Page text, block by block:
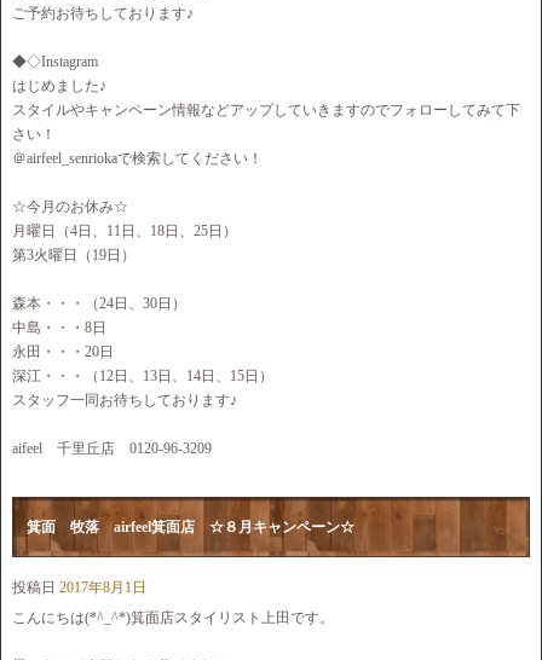
ご予約お待ちしております♪
◆◇Instagram
はじめました♪
スタイルやキャンペーン情報などアップしていきますのでフォローしてみて下
さい！
＠airfeel_senriokaで検索してください！
☆今月のお休み☆
月曜日（4日、11日、18日、25日）
第3火曜日（19日）
森本・・・（24日、30日）
中島・・・8日
永田・・・20日
深江・・・（12日、13日、14日、15日）
スタッフ一同お待ちしております♪
aifeel 千里丘店 0120-96-3209
箕面 牧落 airfeel箕面店 ☆８月キャンペーン☆
投稿日 2017年8月1日
こんにちは(*^_^*)箕面店スタイリスト上田です。